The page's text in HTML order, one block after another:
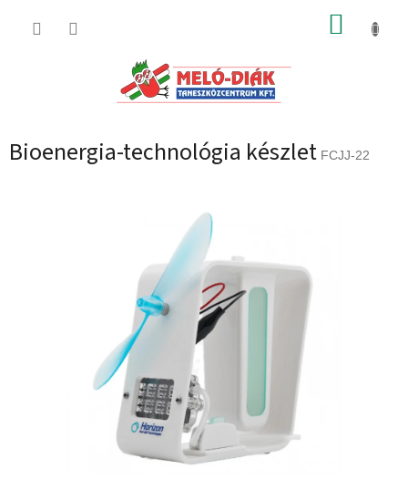
KOSÁR
Bioenergia-technológia készlet FCJJ-22